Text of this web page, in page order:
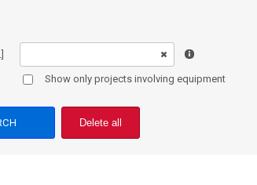
Show only projects involving equipment
Delete all